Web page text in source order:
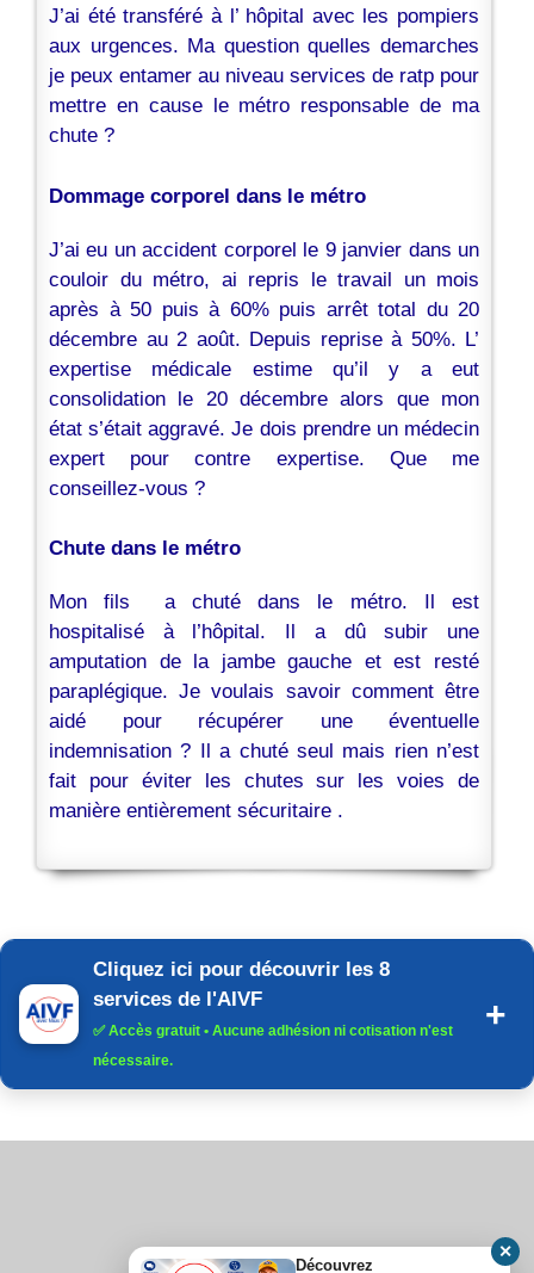
J’ai été transféré à l’ hôpital avec les pompiers
aux urgences. Ma question quelles demarches
je peux entamer au niveau services de ratp pour
mettre en cause le métro responsable de ma
chute ?
Dommage corporel dans le métro
J’ai eu un accident corporel le 9 janvier dans un
couloir du métro, ai repris le travail un mois
après à 50 puis à 60% puis arrêt total du 20
décembre au 2 août. Depuis reprise à 50%. L’
expertise médicale estime qu’il y a eut
consolidation le 20 décembre alors que mon
état s’était aggravé. Je dois prendre un médecin
expert pour contre expertise. Que me
conseillez-vous ?
Chute dans le métro
Mon fils a chuté dans le métro. Il est
hospitalisé à l’hôpital. Il a dû subir une
amputation de la jambe gauche et est resté
paraplégique. Je voulais savoir comment être
aidé pour récupérer une éventuelle
indemnisation ? Il a chuté seul mais rien n’est
fait pour éviter les chutes sur les voies de
manière entièrement sécuritaire .
Cliquez ici pour découvrir les 8
services de l'AIVF
✅Accès gratuit • Aucune adhésion ni cotisation n'est
nécessaire.
Découvrez
✕